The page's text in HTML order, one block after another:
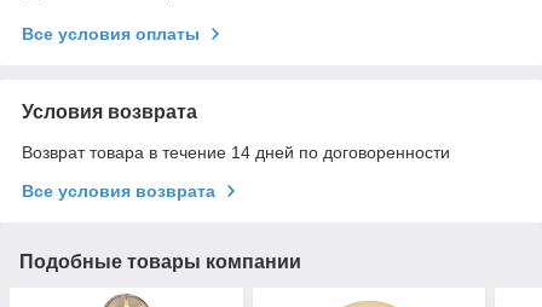
Все условия оплаты
Условия возврата
Возврат товара в течение 14 дней по договоренности
Все условия возврата
Подобные товары компании